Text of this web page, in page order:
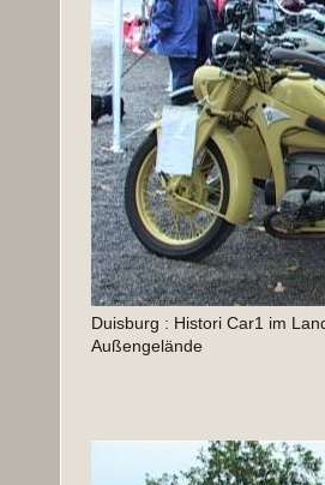
Duisburg : Histori Car1 im
Außengelände